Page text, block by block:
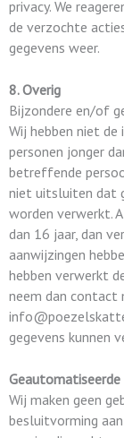
privacy. We
de verzochte
gegevens weer.
8. Overig
Bijzondere en/of
Wij hebben niet
personen jonger
betreffende
niet uitsluiten dat
worden verwerkt.
dan 16 jaar, dan
aanwijzingen
hebben verwerkt
neem dan contact
gegevens kunnen
Wij maken geen
besluitvorming